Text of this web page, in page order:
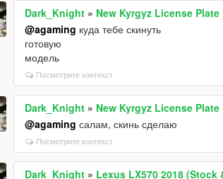
Dark_Knight » New Kyrgyz License Plate
@agaming куда тебе скинуть
готовую
модель
Посмотрите контекст
Dark_Knight » New Kyrgyz License Plate
@agaming салам, скинь сделаю
Посмотрите контекст
Dark_Knight » Lexus LX570 2018 (Stock